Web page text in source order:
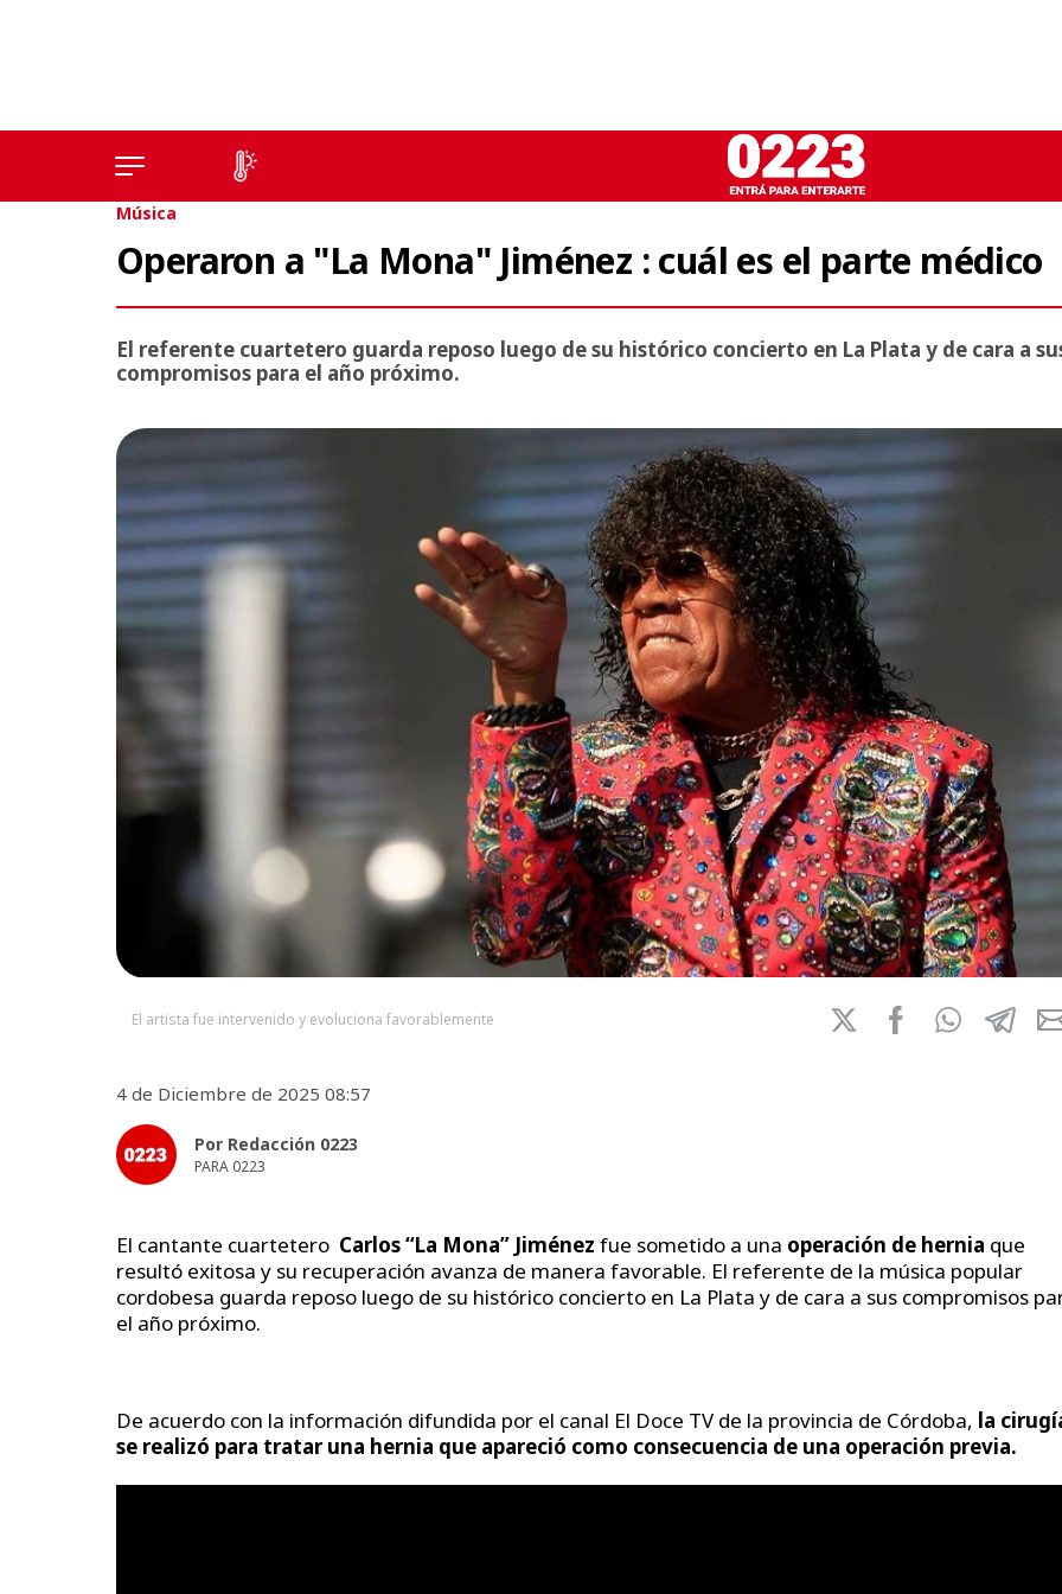
Música
Operaron a "La Mona" Jiménez : cuál es el parte médico
El referente cuartetero guarda reposo luego de su histórico concierto en La Plata y de cara a
compromisos para el año próximo.
El artista fue intervenido y evoluciona favorablemente
4 de Diciembre de 2025 08:57
Por Redacción 0223
PARA 0223
El cantante cuartetero Carlos “La Mona” Jiménez fue sometido a una operación de hernia que
resultó exitosa y su recuperación avanza de manera favorable. El referente de la música popular
cordobesa guarda reposo luego de su histórico concierto en La Plata y de cara a sus compromisos
el año próximo.
De acuerdo con la información difundida por el canal El Doce TV de la provincia de Córdoba, la
se realizó para tratar una hernia que apareció como consecuencia de una operación previa.